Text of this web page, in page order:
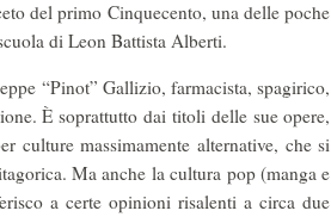
del primo Cinquecento, una delle poche
di Leon Battista Alberti.
“Pinot” Gallizio, farmacista, spagirico,
È soprattutto dai titoli delle sue opere,
culture massimamente alternative, che si
Ma anche la cultura pop (manga e
a certe opinioni risalenti a circa due